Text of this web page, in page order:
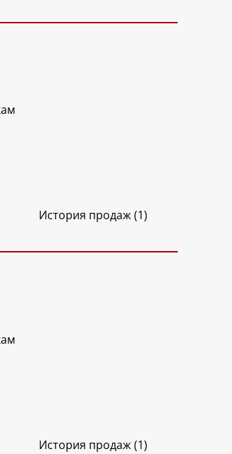
История продаж (1)
История продаж (1)